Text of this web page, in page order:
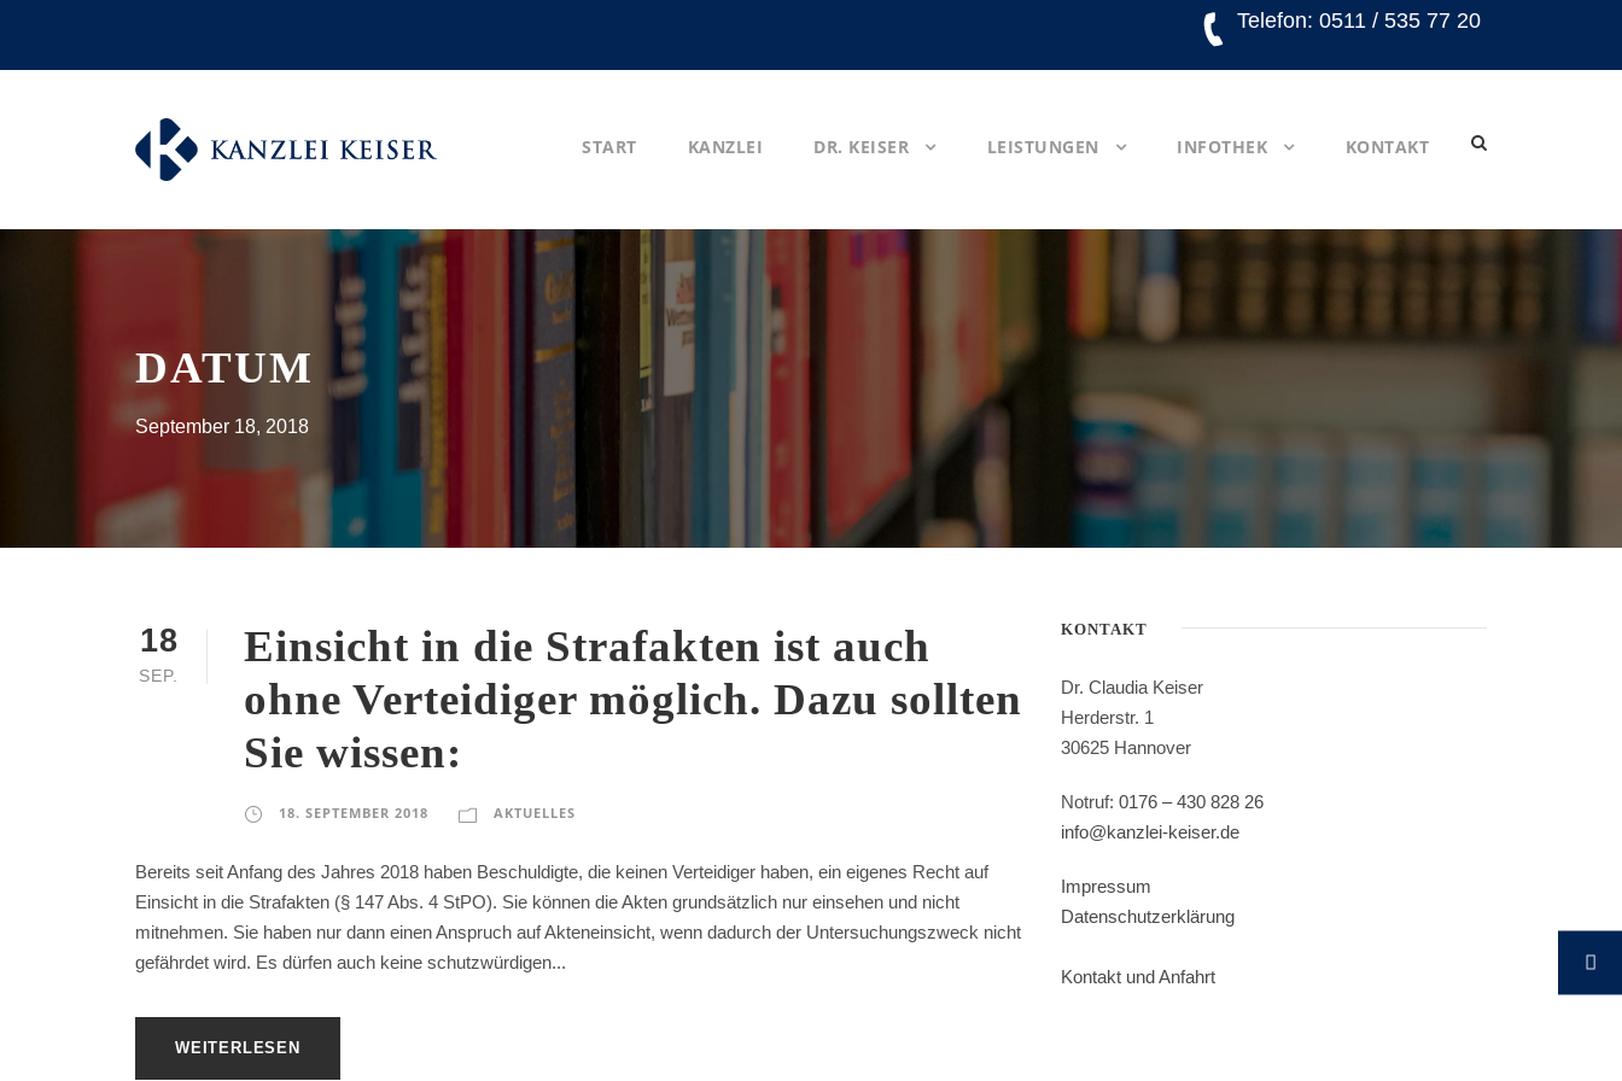
Telefon: 0511 / 535 77 20
START KANZLEI DR. KEISER LEISTUNGEN INFOTHEK KONTAKT
DATUM
September 18, 2018
18
SEP.
Einsicht in die Strafakten ist auch
ohne Verteidiger möglich. Dazu sollten
Sie wissen:
18. SEPTEMBER 2018 AKTUELLES
Bereits seit Anfang des Jahres 2018 haben Beschuldigte, die keinen Verteidiger haben, ein eigenes Recht auf
Einsicht in die Strafakten (§ 147 Abs. 4 StPO). Sie können die Akten grundsätzlich nur einsehen und nicht
mitnehmen. Sie haben nur dann einen Anspruch auf Akteneinsicht, wenn dadurch der Untersuchungszweck nicht
gefährdet wird. Es dürfen auch keine schutzwürdigen...
WEITERLESEN
KONTAKT
Dr. Claudia Keiser
Herderstr. 1
30625 Hannover
Notruf: 0176 – 430 828 26
info@kanzlei-keiser.de
Impressum
Datenschutzerklärung
Kontakt und Anfahrt